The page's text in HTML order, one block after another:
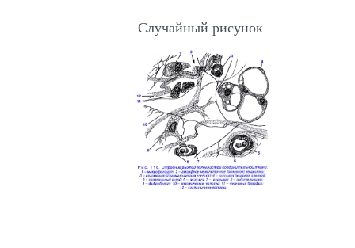
Случайный рисунок